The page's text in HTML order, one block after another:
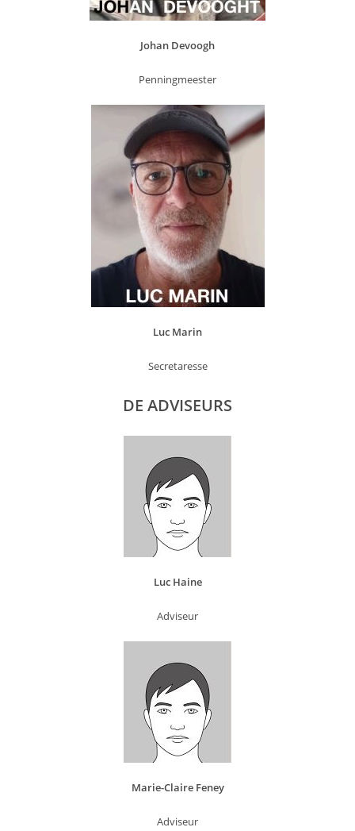
Johan Devoogh
Penningmeester
Luc Marin
Secretaresse
DE ADVISEURS
Luc Haine
Adviseur
Marie-Claire Feney
Adviseur